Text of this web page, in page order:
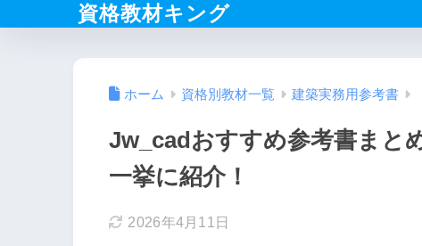
資格教材キング
ホーム 資格別教材一覧 建築実務用参考書
Jw_cadおすすめ参考書まと
一挙に紹介！
2026年4月11日